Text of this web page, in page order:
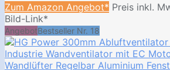
Zum Amazon Angebot* Preis inkl.
Bild-Link*
AngebotBestseller Nr. 18